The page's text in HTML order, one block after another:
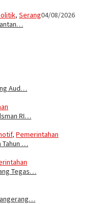
, Serang04/08/2026
Aud…
RI…
, Pemerintahan
Tahun …
Tegas…